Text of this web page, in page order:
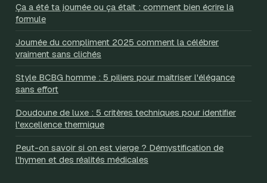
Ça a été ta journée ou ça était : comment bien écrire la
formule
Journée du compliment 2025 comment la célébrer
vraiment sans clichés
Style BCBG homme : 5 piliers pour maîtriser l'élégance
sans effort
Doudoune de luxe : 5 critères techniques pour identifier
l'excellence thermique
Peut-on savoir si on est vierge ? Démystification de
l'hymen et des réalités médicales